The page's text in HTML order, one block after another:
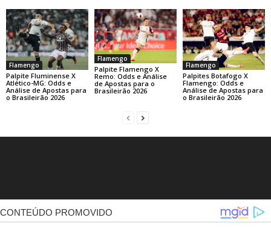
Flamengo
Palpite Fluminense X
Atlético-MG: Odds e
Análise de Apostas para
o Brasileirão 2026
Flamengo
Palpite Flamengo X
Remo: Odds e Análise
de Apostas para o
Brasileirão 2026
Flamengo
Palpites Botafogo X
Flamengo: Odds e
Análise de Apostas para
o Brasileirão 2026